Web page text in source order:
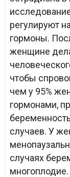
регулируют
гормоны.
женщине
чтобы
чем у 95%
гормонами,
случаев. У
случаях
многоплодие.